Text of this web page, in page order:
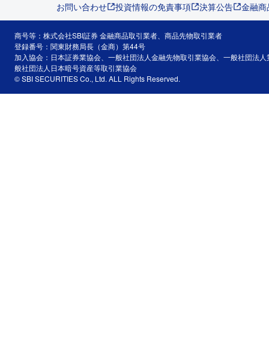
お問い合わせ 投資情報の免責事項 決算公告 金融
商号等：株式会社SBI証券 金融商品取引業者、商品先物取引業者
登録番号：関東財務局長（金商）第44号
加入協会：日本証券業協会、一般社団法人金融先物取引業協会、一般社団法
般社団法人日本暗号資産等取引業協会
© SBI SECURITIES Co., Ltd. ALL Rights Reserved.